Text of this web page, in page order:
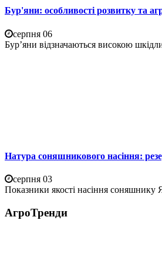
Бур'яни: особливості розвитку та
серпня 06
Бур’яни відзначаються високою
Натура соняшникового насіння:
серпня 03
Показники якості насіння соняшнику
АгроТренди